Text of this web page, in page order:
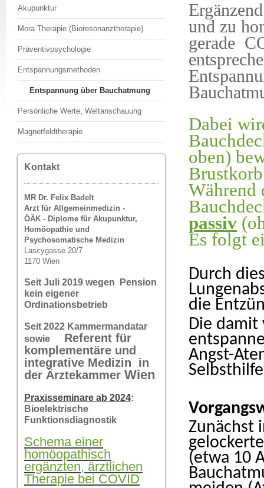
Akupunktur
Mora Therapie (Bioresonanztherapie)
Präventivpsychologie
Entspannungsmethoden
Entspannung über Bauchatmung
Persönliche Werte, Weltanschauung
Magnetfeldtherapie
Kontakt
MR Dr. Felix Badelt
Arzt für Allgemeinmedizin -
ÖÄK - Diplome für Akupunktur,
Homöopathie und
Psychosomatische Medizin
Lascygasse 20/7
1170 Wien
Seit Juli 2019 wegen Pension
kein eigener
Ordinationsbetrieb
Seit 2022 Kammermandatar
sowie
Referent für
komplementäre und
integrative Medizin in
der Ärztekammer Wien
Praxisseminare ab 2024:
Bioelektrische
Funktionsdiagnostik
Schema einer
homöopathisch
ergänzten, ärztlichen
Therapie bei COVID
und zu
gerade
Dabei
oben)
Während
passiv
Es folgt
Durch
die
Die
Angst-
Zunächst
(etwa 10